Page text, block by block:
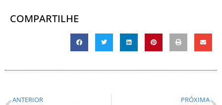
COMPARTILHE
ANTERIOR PRÓXIMA